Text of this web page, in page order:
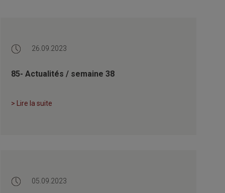
26.09.2023
85- Actualités / semaine 38
> Lire la suite
05.09.2023